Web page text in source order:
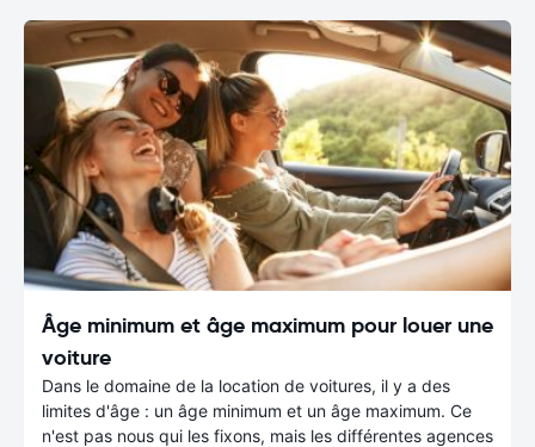
Âge minimum et âge maximum pour louer une
voiture
Dans le domaine de la location de voitures, il y a des
limites d'âge : un âge minimum et un âge maximum. Ce
n'est pas nous qui les fixons, mais les différentes agences